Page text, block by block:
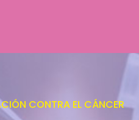
CONTRA EL CÁNCER